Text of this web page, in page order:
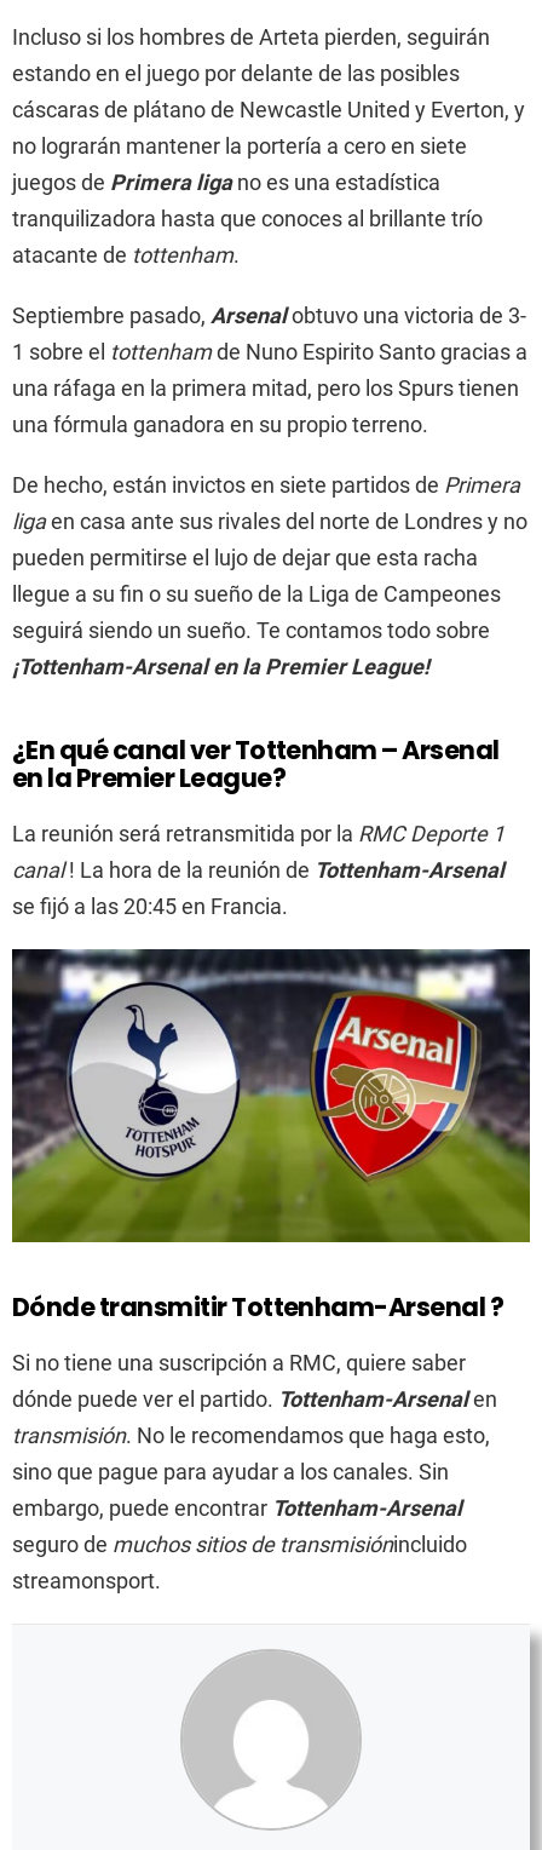
Incluso si los hombres de Arteta pierden, seguirán
estando en el juego por delante de las posibles
cáscaras de plátano de Newcastle United y Everton, y
no lograrán mantener la portería a cero en siete
juegos de Primera ligano es una estadística
tranquilizadora hasta que conoces al brillante trío
atacante de tottenham.
Septiembre pasado, Arsenalobtuvo una victoria de 3-
1 sobre el tottenhamde Nuno Espirito Santo gracias a
una ráfaga en la primera mitad, pero los Spurs tienen
una fórmula ganadora en su propio terreno.
De hecho, están invictos en siete partidos de Primera
ligaen casa ante sus rivales del norte de Londres y no
pueden permitirse el lujo de dejar que esta racha
llegue a su fin o su sueño de la Liga de Campeones
seguirá siendo un sueño. Te contamos todo sobre
¡Tottenham-Arsenal en la Premier League!
¿En qué canal ver Tottenham – Arsenal
en la Premier League?
La reunión será retransmitida por la RMC Deporte 1
canal! La hora de la reunión de Tottenham-Arsenal
se fijó a las 20:45 en Francia.
Dónde transmitirTottenham-Arsenal?
Si no tiene una suscripción a RMC, quiere saber
dónde puede ver el partido. Tottenham-Arsenalen
transmisión. No le recomendamos que haga esto,
sino que pague para ayudar a los canales. Sin
embargo, puede encontrar Tottenham-Arsenal
seguro de muchos sitios de transmisiónincluido
streamonsport.